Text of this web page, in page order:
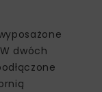
dwóch